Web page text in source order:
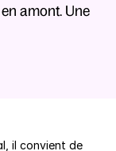
amont. Une
il convient de